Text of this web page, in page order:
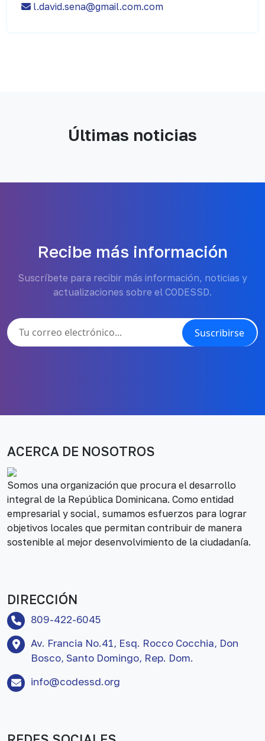
l.david.sena@gmail.com.com
Últimas noticias
Recibe más información
Suscríbete para recibir más información, noticias y
actualizaciones sobre el CODESSD.
Suscribirse
ACERCA DE NOSOTROS
Somos una organización que procura el desarrollo
integral de la República Dominicana. Como entidad
empresarial y social, sumamos esfuerzos para lograr
objetivos locales que permitan contribuir de manera
sostenible al mejor desenvolvimiento de la ciudadanía.
DIRECCIÓN
809-422-6045
Av. Francia No.41, Esq. Rocco Cocchia, Don
Bosco, Santo Domingo, Rep. Dom.
info@codessd.org